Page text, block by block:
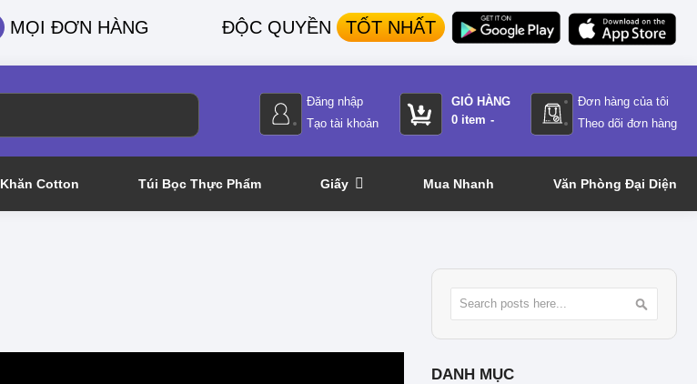
MỌI ĐƠN HÀNG ĐỘC QUYỀN TỐT NHẤT
Đăng nhập
Tạo tài khoản
GIỎ HÀNG
0 item
Đơn hàng của tôi
Theo dõi đơn hàng
Khăn Cotton Túi Bọc Thực Phẩm Giấy Mua Nhanh Văn Phòng Đại Diện
DANH MỤC